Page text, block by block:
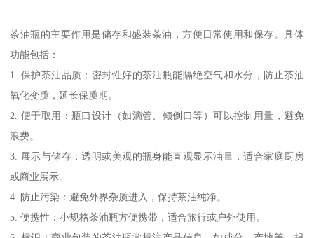
茶油瓶的主要作用是储存和盛装茶油，方便日常使用和保存。具体
功能包括：
1. 保护茶油品质：密封性好的茶油瓶能隔绝空气和水分，防止茶油
氧化变质，延长保质期。
2. 便于取用：瓶口设计（如滴管、倾倒口等）可以控制用量，避免
浪费。
3. 展示与储存：透明或美观的瓶身能直观显示油量，适合家庭厨房
或商业展示。
4. 防止污染：避免外界杂质进入，保持茶油纯净。
5. 便携性：小规格茶油瓶方便携带，适合旅行或户外使用。